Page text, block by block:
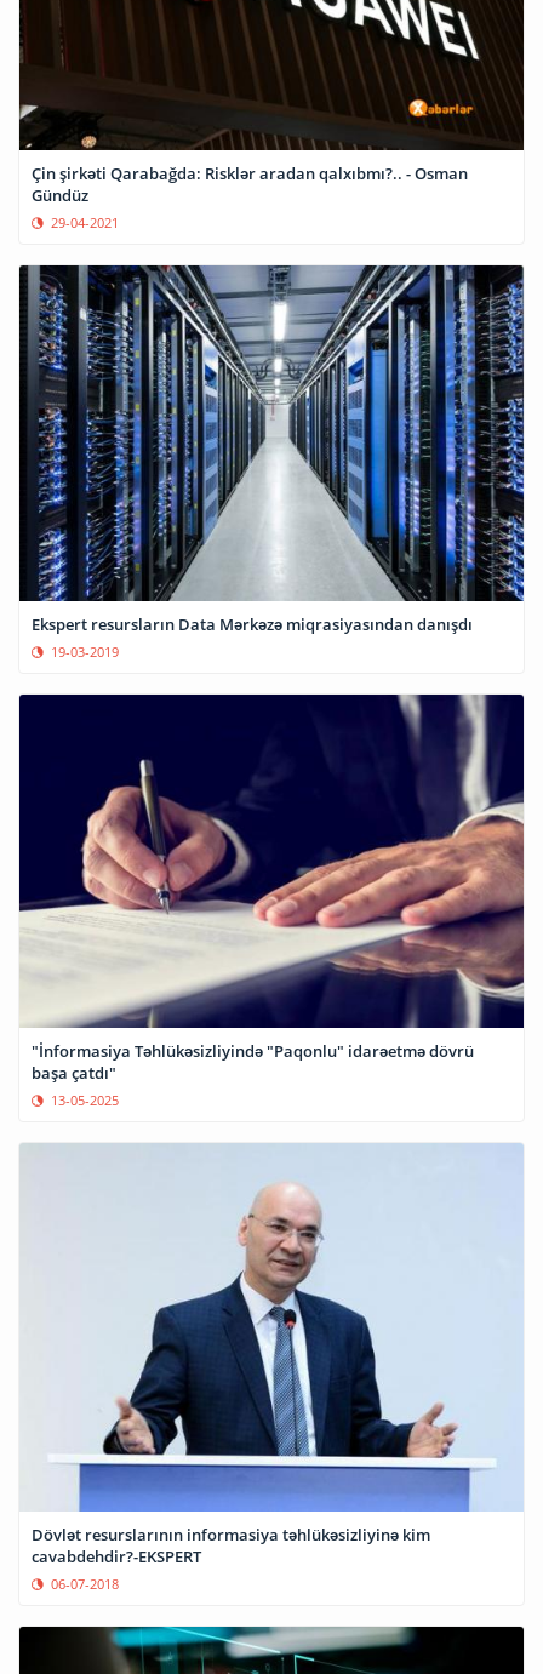
Çin şirkəti Qarabağda: Risklər aradan qalxıbmı?.. - Osman
Gündüz
29-04-2021
Ekspert resursların Data Mərkəzə miqrasiyasından danışdı
19-03-2019
"İnformasiya Təhlükəsizliyində "Paqonlu" idarəetmə dövrü
başa çatdı"
13-05-2025
Dövlət resurslarının informasiya təhlükəsizliyinə kim
cavabdehdir?-EKSPERT
06-07-2018